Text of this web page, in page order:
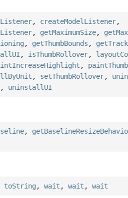
, createModelListener,
, getMaximumSize,
, getThumbBounds ,
, isThumbRollover,
, paintThumb
, setThumbRollover,
, uninstallUI
,
toString ,wait ,wait ,wait